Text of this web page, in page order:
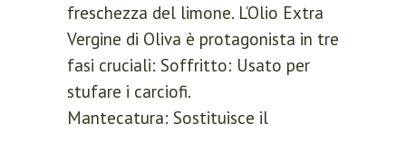
freschezza del limone. L’Olio Extra
Vergine di Oliva è protagonista in tre
fasi cruciali: Soffritto: Usato per
stufare i carciofi.
Mantecatura: Sostituisce il